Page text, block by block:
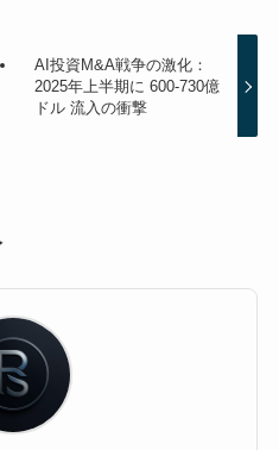
AI投資M&A戦争の激化：
2025年上半期に 600-730億
ドル 流入の衝撃